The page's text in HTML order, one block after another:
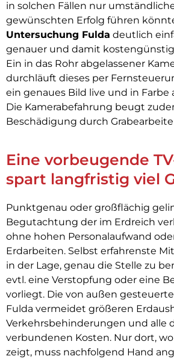
in solchen Fällen nur
gewünschten Erfolg führen
Untersuchung Fulda deutlich
genauer und damit
Ein in das Rohr abgelassener
durchläuft dieses per
ein genaues Bild live und in Farbe
Die Kamerabefahrung beugt
Beschädigung durch
Eine vorbeugende
spart langfristig viel
Punktgenau oder großflächig
Begutachtung der im Erdreich
ohne hohen Personalaufwand
Erdarbeiten. Selbst erfahrenste
in der Lage, genau die Stelle zu
evtl. eine Verstopfung oder eine
vorliegt. Die von außen
Fulda vermeidet größeren
Verkehrsbehinderungen und alle
verbundenen Kosten. Nur dort,
zeigt, muss nachfolgend Hand